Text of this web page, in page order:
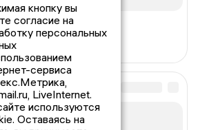
кнопку вы
согласие на
персональных
сервиса
LiveInternet.
используются
Оставаясь на